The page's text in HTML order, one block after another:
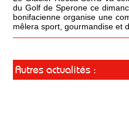
du Golf de Sperone ce
bonifacienne organise une
mêlera sport, gourmandise et
Autres actualités :